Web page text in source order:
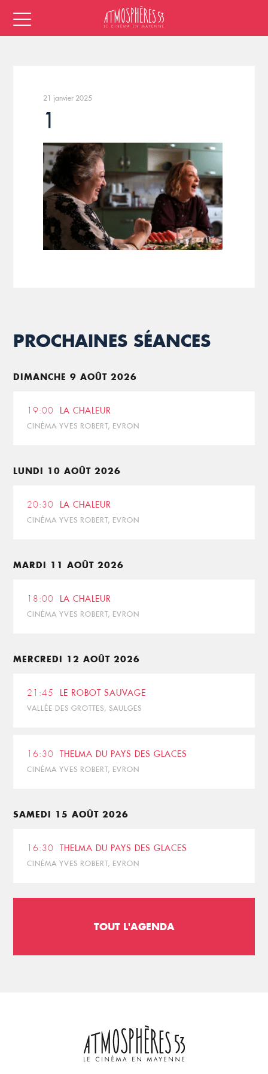
21 janvier 2025
1
PROCHAINES SÉANCES
DIMANCHE 9 AOÛT 2026
19:00 LA CHALEUR
CINÉMA YVES ROBERT, EVRON
LUNDI 10 AOÛT 2026
20:30 LA CHALEUR
CINÉMA YVES ROBERT, EVRON
MARDI 11 AOÛT 2026
18:00 LA CHALEUR
CINÉMA YVES ROBERT, EVRON
MERCREDI 12 AOÛT 2026
21:45 LE ROBOT SAUVAGE
VALLÉE DES GROTTES, SAULGES
16:30 THELMA DU PAYS DES GLACES
CINÉMA YVES ROBERT, EVRON
SAMEDI 15 AOÛT 2026
16:30 THELMA DU PAYS DES GLACES
CINÉMA YVES ROBERT, EVRON
TOUT L'AGENDA